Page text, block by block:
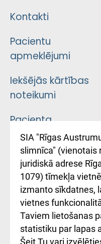
Kontakti
Pacientu
apmeklējumi
Iekšējās kārtības
noteikumi
Pacienta
atsauksmju/
iesniegšanas
kārtība
Kā pie mums
Rēķinu apmaksas
ceļvedis
SIA "Rīgas
slimnīca" (vienotais
juridiskā adrese
1079) tīmekļa
izmanto sīkdatnes,
vietnes
Taviem lietošanas
statistiku par lapas
Šeit Tu vari